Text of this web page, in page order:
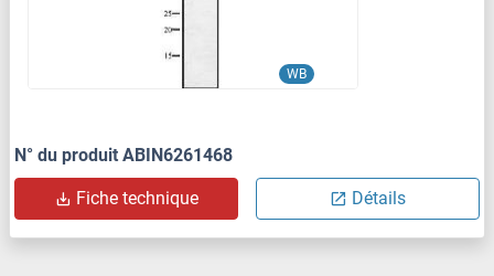
WB
N° du produit ABIN6261468
Fiche technique Détails